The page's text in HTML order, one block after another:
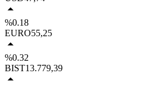
%0.18
EURO55,25
%0.32
BIST13.779,39